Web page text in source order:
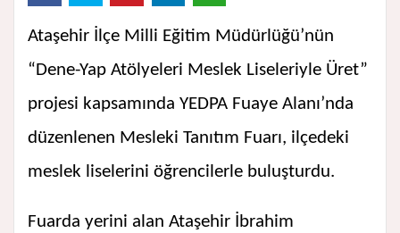
Ataşehir İlçe Milli Eğitim Müdürlüğü’nün
“Dene-Yap Atölyeleri Meslek Liseleriyle Üret”
projesi kapsamında YEDPA Fuaye Alanı’nda
düzenlenen Mesleki Tanıtım Fuarı, ilçedeki
meslek liselerini öğrencilerle buluşturdu.
Fuarda yerini alan Ataşehir İbrahim